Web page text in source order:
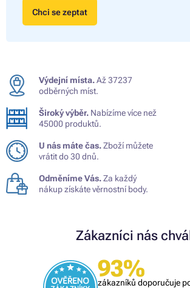
Chci se zeptat
Výdejní místa.Až 37237
odběrných míst.
Široký výběr. Nabízíme více než
45000 produktů.
U nás máte čas.Zboží můžete
vrátit do 30 dnů.
Odměníme Vás.Za každý
nákup získáte věrnostní body.
Zákazníci nás
93%
zákazníků doporučuje